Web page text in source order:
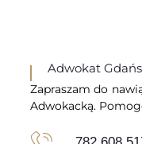
Adwokat
Zapraszam do
Adwokacką.